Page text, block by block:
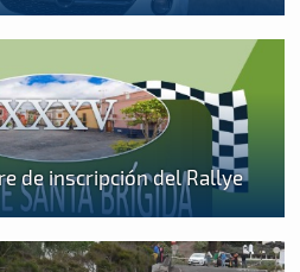
de inscripción del Rallye